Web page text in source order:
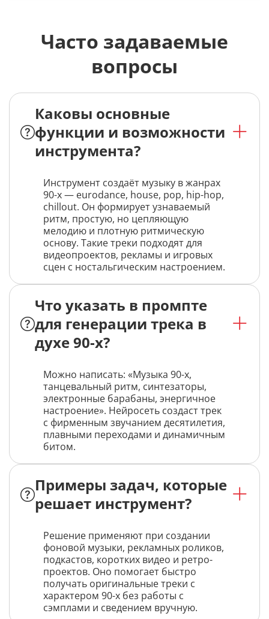
Часто задаваемые
вопросы
Каковы основные
функции и возможности
инструмента?
Инструмент создаёт музыку в жанрах
90-х — eurodance, house, pop, hip-hop,
chillout. Он формирует узнаваемый
ритм, простую, но цепляющую
мелодию и плотную ритмическую
основу. Такие треки подходят для
видеопроектов, рекламы и игровых
сцен с ностальгическим настроением.
Что указать в промпте
для генерации трека в
духе 90-х?
Можно написать: «Музыка 90-х,
танцевальный ритм, синтезаторы,
электронные барабаны, энергичное
настроение». Нейросеть создаст трек
с фирменным звучанием десятилетия,
плавными переходами и динамичным
битом.
Примеры задач, которые
решает инструмент?
Решение применяют при создании
фоновой музыки, рекламных роликов,
подкастов, коротких видео и ретро-
проектов. Оно помогает быстро
получать оригинальные треки с
характером 90-х без работы с
сэмплами и сведением вручную.